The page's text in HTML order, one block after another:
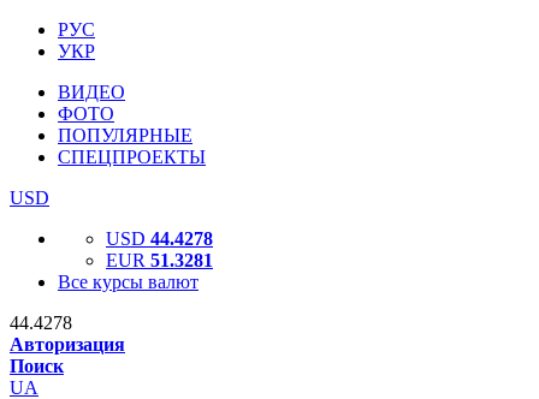
РУС
УКР
ВИДЕО
ФОТО
ПОПУЛЯРНЫЕ
СПЕЦПРОЕКТЫ
USD
USD 44.4278
EUR 51.3281
Все курсы валют
44.4278
Авторизация
Поиск
UA